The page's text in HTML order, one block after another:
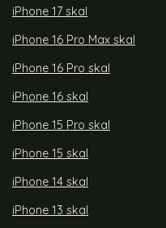
iPhone 17 skal
iPhone 16 Pro Max skal
iPhone 16 Pro skal
iPhone 16 skal
iPhone 15 Pro skal
iPhone 15 skal
iPhone 14 skal
iPhone 13 skal